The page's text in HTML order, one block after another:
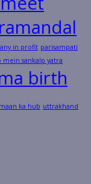
in profit parisampati
sankalp yatra
birth
ka hub uttrakhand